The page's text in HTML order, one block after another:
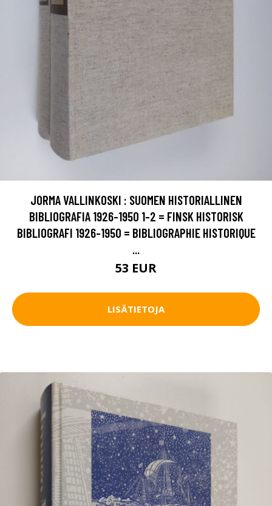
JORMA VALLINKOSKI : SUOMEN HISTORIALLINEN
BIBLIOGRAFIA 1926-1950 1-2 = FINSK HISTORISK
BIBLIOGRAFI 1926-1950 = BIBLIOGRAPHIE HISTORIQUE
...
53 EUR
LISÄTIETOJA